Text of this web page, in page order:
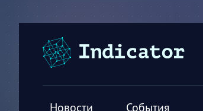
Новости События